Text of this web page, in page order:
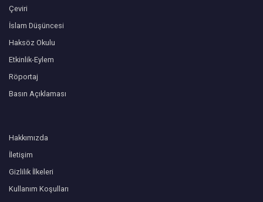
Çeviri
İslam Düşüncesi
Haksöz Okulu
Etkinlik-Eylem
Röportaj
Basın Açıklaması
Hakkımızda
İletişim
Gizlilik İlkeleri
Kullanım Koşulları